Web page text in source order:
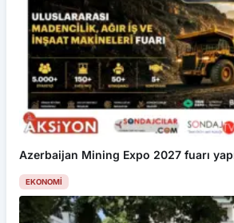
Azerbaijan Mining Expo 2027 fuarı
EKONOMI